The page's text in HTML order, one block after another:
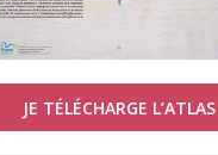
JE TÉLÉCHARGE L’ATLAS